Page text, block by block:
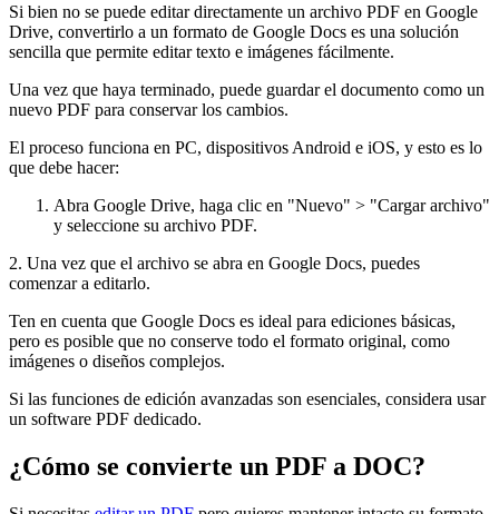
Si bien no se puede editar directamente un archivo PDF en Google
Drive, convertirlo a un formato de Google Docs es una solución
sencilla que permite editar texto e imágenes fácilmente.
Una vez que haya terminado, puede guardar el documento como un
nuevo PDF para conservar los cambios.
El proceso funciona en PC, dispositivos Android e iOS, y esto es lo
que debe hacer:
Abra Google Drive, haga clic en "Nuevo" > "Cargar archivo"
y seleccione su archivo PDF.
2. Una vez que el archivo se abra en Google Docs, puedes
comenzar a editarlo.
Ten en cuenta que Google Docs es ideal para ediciones básicas,
pero es posible que no conserve todo el formato original, como
imágenes o diseños complejos.
Si las funciones de edición avanzadas son esenciales, considera usar
un software PDF dedicado.
¿Cómo se convierte un PDF a DOC?